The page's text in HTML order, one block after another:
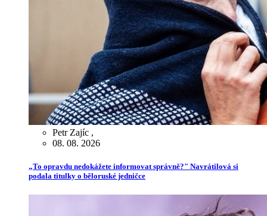
Petr Zajíc ,
08. 08. 2026
„To opravdu nedokážete informovat správně?" Navrátilová si
podala titulky o běloruské jedničce